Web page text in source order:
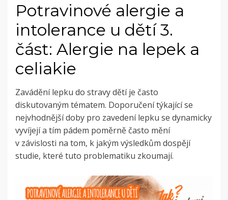
Potravinové alergie a
intolerance u dětí 3.
část: Alergie na lepek a
celiakie
Zavádění lepku do stravy dětí je často
diskutovaným tématem. Doporučení týkající se
nejvhodnější doby pro zavedení lepku se dynamicky
vyvíjejí a tím pádem poměrně často mění
v závislosti na tom, k jakým výsledkům dospějí
studie, které tuto problematiku zkoumají.